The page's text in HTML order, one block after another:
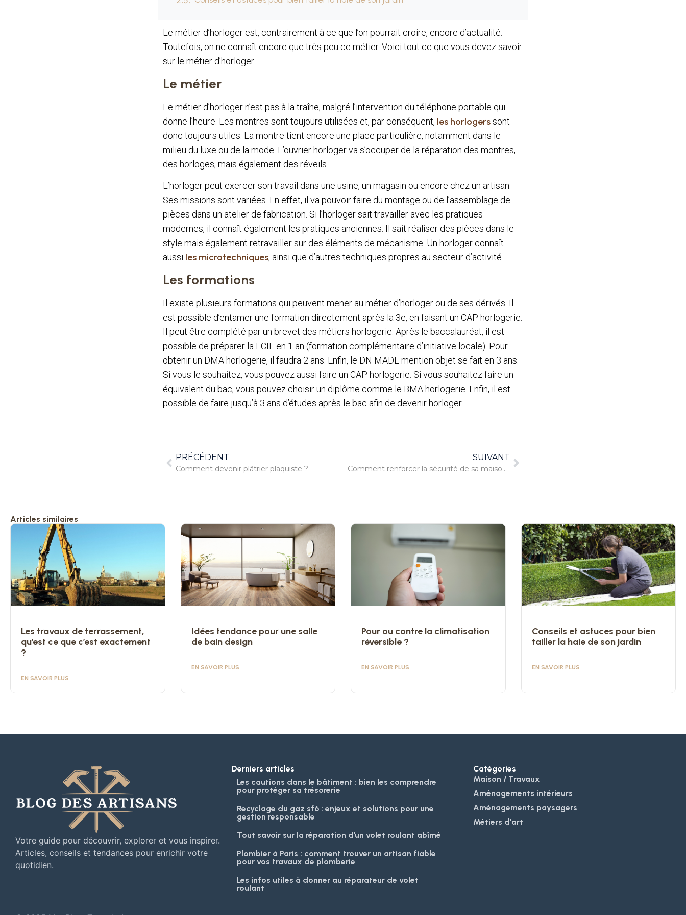
Le métier d’horloger est, contrairement à ce que l’on pourrait croire, encore d’actualité.
Toutefois, on ne connaît encore que très peu ce métier. Voici tout ce que vous devez savoir
sur le métier d’horloger.
Le métier
Le métier d’horloger n’est pas à la traîne, malgré l’intervention du téléphone portable qui
donne l’heure. Les montres sont toujours utilisées et, par conséquent, les horlogerssont
donc toujours utiles. La montre tient encore une place particulière, notamment dans le
milieu du luxe ou de la mode. L’ouvrier horloger va s’occuper de la réparation des montres,
des horloges, mais également des réveils.
L’horloger peut exercer son travail dans une usine, un magasin ou encore chez un artisan.
Ses missions sont variées. En effet, il va pouvoir faire du montage ou de l’assemblage de
pièces dans un atelier de fabrication. Si l’horloger sait travailler avec les pratiques
modernes, il connaît également les pratiques anciennes. Il sait réaliser des pièces dans le
style mais également retravailler sur des éléments de mécanisme. Un horloger connaît
aussi les microtechniques, ainsi que d’autres techniques propres au secteur d’activité.
Les formations
Il existe plusieurs formations qui peuvent mener au métier d’horloger ou de ses dérivés. Il
est possible d’entamer une formation directement après la 3e, en faisant un CAP horlogerie.
Il peut être complété par un brevet des métiers horlogerie. Après le baccalauréat, il est
possible de préparer la FCIL en 1 an (formation complémentaire d’initiative locale). Pour
obtenir un DMA horlogerie, il faudra 2 ans. Enfin, le DN MADE mention objet se fait en 3 ans.
Si vous le souhaitez, vous pouvez aussi faire un CAP horlogerie. Si vous souhaitez faire un
équivalent du bac, vous pouvez choisir un diplôme comme le BMA horlogerie. Enfin, il est
possible de faire jusqu’à 3 ans d’études après le bac afin de devenir horloger.
PRÉCÉDENT
Comment devenir plâtrier plaquiste ?
SUIVANT
Comment renforcer la sécurité de sa maison pour écarter les risques de cambriolage ?
Articles similaires
Les travaux de terrassement,
qu’est ce que c’est exactement
?
EN SAVOIR PLUS
Idées tendance pour une salle
de bain design
EN SAVOIR PLUS
Pour ou contre la climatisation
réversible ?
EN SAVOIR PLUS
Conseils et astuces pour bien
tailler la haie de son jardin
EN SAVOIR PLUS
Votre guide pour découvrir, explorer et vous inspirer.
Articles, conseils et tendances pour enrichir votre
quotidien.
Derniers articles
Les cautions dans le bâtiment : bien les comprendre
pour protéger sa trésorerie
Recyclage du gaz sf6 : enjeux et solutions pour une
gestion responsable
Tout savoir sur la réparation d’un volet roulant abîmé
Plombier à Paris : comment trouver un artisan fiable
pour vos travaux de plomberie
Les infos utiles à donner au réparateur de volet
roulant
Catégories
Maison / Travaux
Aménagements intérieurs
Aménagements paysagers
Métiers d'art